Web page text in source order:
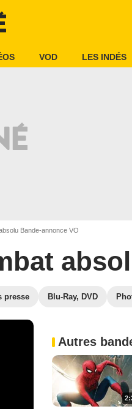
VOD LES INDÉS
Bande-annonce VO
presse Blu-Ray, DVD
Autres